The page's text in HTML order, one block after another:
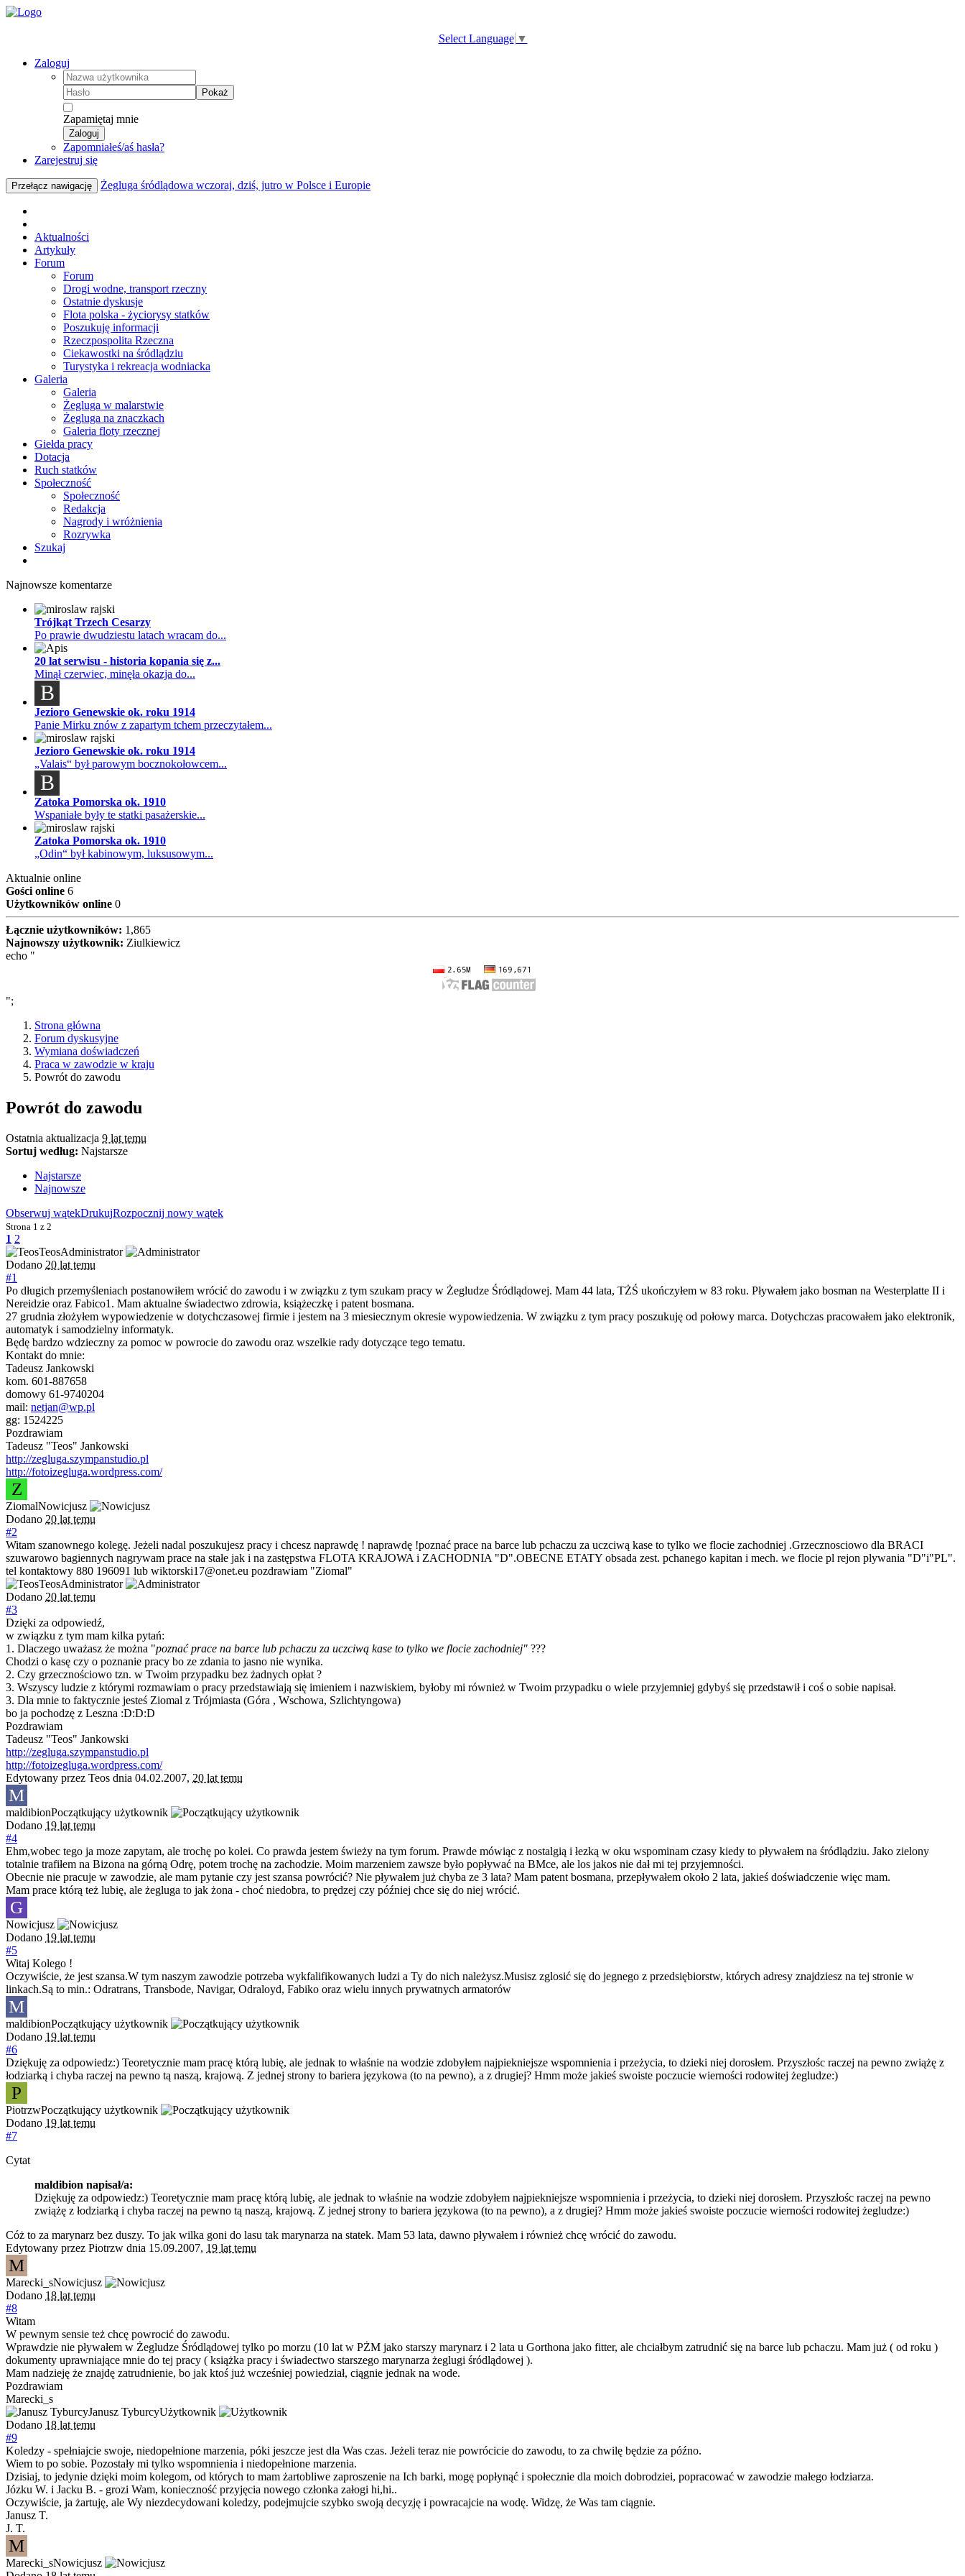
Select Language ▼
Zaloguj
Pokaż
Zapamiętaj mnie
Zaloguj
Zapomniałeś/aś hasła?
Zarejestruj się
Przełącz nawigację Żegluga śródlądowa wczoraj, dziś, jutro w Polsce i Europie
Aktualności
Artykuły
Forum
Forum
Drogi wodne, transport rzeczny
Ostatnie dyskusje
Flota polska - życiorysy statków
Poszukuję informacji
Rzeczpospolita Rzeczna
Ciekawostki na śródlądziu
Turystyka i rekreacja wodniacka
Galeria
Galeria
Żegluga w malarstwie
Żegluga na znaczkach
Galeria floty rzecznej
Giełda pracy
Dotacja
Ruch statków
Społeczność
Społeczność
Redakcja
Nagrody i wróżnienia
Rozrywka
Szukaj
Najnowsze komentarze
Trójkąt Trzech Cesarzy
Po prawie dwudziestu latach wracam do...
20 lat serwisu - historia kopania się z...
Minął czerwiec, minęła okazja do...
B
Jezioro Genewskie ok. roku 1914
Panie Mirku znów z zapartym tchem przeczytałem...
Jezioro Genewskie ok. roku 1914
„Valais“ był parowym bocznokołowcem...
B
Zatoka Pomorska ok. 1910
Wspaniałe były te statki pasażerskie...
Zatoka Pomorska ok. 1910
„Odin“ był kabinowym, luksusowym...
Aktualnie online
Gości online 6
Użytkowników online 0
Łącznie użytkowników: 1,865
Najnowszy użytkownik: Ziulkiewicz
echo "
";
Strona główna
Forum dyskusyjne
Wymiana doświadczeń
Praca w zawodzie w kraju
Powrót do zawodu
Powrót do zawodu
Ostatnia aktualizacja 9 lat temu
Sortuj według: Najstarsze
Najstarsze
Najnowsze
Obserwuj wątekDrukujRozpocznij nowy wątek
Strona 1 z 2
1 2
TeosAdministrator
Dodano 20 lat temu
#1
Po długich przemyśleniach postanowiłem wrócić do zawodu i w związku z tym szukam pracy w Żegludze Śródlądowej. Mam 44 lata, TŻŚ ukończyłem w 83 roku. Pływałem jako bosman na Westerplatte II i
Nereidzie oraz Fabico1. Mam aktualne świadectwo zdrowia, książeczkę i patent bosmana.
27 grudnia złożyłem wypowiedzenie w dotychczasowej firmie i jestem na 3 miesiecznym okresie wypowiedzenia. W związku z tym pracy poszukuję od połowy marca. Dotychczas pracowałem jako elektronik,
automatyk i samodzielny informatyk.
Będę bardzo wdzieczny za pomoc w powrocie do zawodu oraz wszelkie rady dotyczące tego tematu.
Kontakt do mnie:
Tadeusz Jankowski
kom. 601-887658
domowy 61-9740204
mail: netjan@wp.pl
gg: 1524225
Pozdrawiam
Tadeusz "Teos" Jankowski
http://zegluga.szympanstudio.pl
http://fotoizegluga.wordpress.com/
Z
ZiomalNowicjusz
Dodano 20 lat temu
#2
Witam szanownego kolegę. Jeżeli nadal poszukujesz pracy i chcesz naprawdę ! naprawdę !poznać prace na barce lub pchaczu za uczciwą kase to tylko we flocie zachodniej .Grzecznosciowo dla BRACI
szuwarowo bagiennych nagrywam prace na stałe jak i na zastępstwa FLOTA KRAJOWA i ZACHODNIA "D".OBECNE ETATY obsada zest. pchanego kapitan i mech. we flocie pl rejon plywania "D"i"PL".
tel kontaktowy 880 196091 lub wiktorski17@onet.eu pozdrawiam "Ziomal"
TeosAdministrator
Dodano 20 lat temu
#3
Dzięki za odpowiedź,
w związku z tym mam kilka pytań:
1. Dlaczego uważasz że można "poznać prace na barce lub pchaczu za uczciwą kase to tylko we flocie zachodniej" ???
Chodzi o kasę czy o poznanie pracy bo ze zdania to jasno nie wynika.
2. Czy grzecznościowo tzn. w Twoim przypadku bez żadnych opłat ?
3. Wszyscy ludzie z którymi rozmawiam o pracy przedstawiają się imieniem i nazwiskiem, byłoby mi również w Twoim przypadku o wiele przyjemniej gdybyś się przedstawił i coś o sobie napisał.
3. Dla mnie to faktycznie jesteś Ziomal z Trójmiasta (Góra , Wschowa, Szlichtyngowa)
bo ja pochodzę z Leszna :D:D:D
Pozdrawiam
Tadeusz "Teos" Jankowski
http://zegluga.szympanstudio.pl
http://fotoizegluga.wordpress.com/
Edytowany przez Teos dnia 04.02.2007, 20 lat temu
M
maldibionPoczątkujący użytkownik
Dodano 19 lat temu
#4
Ehm,wobec tego ja moze zapytam, ale trochę po kolei. Co prawda jestem świeży na tym forum. Prawde mówiąc z nostalgią i łezką w oku wspominam czasy kiedy to pływałem na śródlądziu. Jako zielony
totalnie trafiłem na Bizona na górną Odrę, potem trochę na zachodzie. Moim marzeniem zawsze było popływać na BMce, ale los jakos nie dał mi tej przyjemności.
Obecnie nie pracuje w zawodzie, ale mam pytanie czy jest szansa powrócić? Nie pływałem już chyba ze 3 lata? Mam patent bosmana, przepływałem około 2 lata, jakieś doświadczenie więc mam.
Mam prace którą też lubię, ale żegluga to jak żona - choć niedobra, to prędzej czy później chce się do niej wrócić.
G
Nowicjusz
Dodano 19 lat temu
#5
Witaj Kolego !
Oczywiście, że jest szansa.W tym naszym zawodzie potrzeba wykfalifikowanych ludzi a Ty do nich należysz.Musisz zglosić się do jegnego z przedsiębiorstw, których adresy znajdziesz na tej stronie w
linkach.Są to min.: Odratrans, Transbode, Navigar, Odraloyd, Fabiko oraz wielu innych prywatnych armatorów
M
maldibionPoczątkujący użytkownik
Dodano 19 lat temu
#6
Dziękuję za odpowiedz:) Teoretycznie mam pracę którą lubię, ale jednak to właśnie na wodzie zdobyłem najpiekniejsze wspomnienia i przeżycia, to dzieki niej dorosłem. Przyszłośc raczej na pewno zwiążę z
łodziarką i chyba raczej na pewno tą naszą, krajową. Z jednej strony to bariera językowa (to na pewno), a z drugiej? Hmm może jakieś swoiste poczucie wierności rodowitej żegludze:)
P
PiotrzwPoczątkujący użytkownik
Dodano 19 lat temu
#7
Cytat
maldibion napisał/a:
Dziękuję za odpowiedz:) Teoretycznie mam pracę którą lubię, ale jednak to właśnie na wodzie zdobyłem najpiekniejsze wspomnienia i przeżycia, to dzieki niej dorosłem. Przyszłośc raczej na pewno
zwiążę z łodziarką i chyba raczej na pewno tą naszą, krajową. Z jednej strony to bariera językowa (to na pewno), a z drugiej? Hmm może jakieś swoiste poczucie wierności rodowitej żegludze:)
Cóż to za marynarz bez duszy. To jak wilka goni do lasu tak marynarza na statek. Mam 53 lata, dawno pływałem i również chcę wrócić do zawodu.
Edytowany przez Piotrzw dnia 15.09.2007, 19 lat temu
M
Marecki_sNowicjusz
Dodano 18 lat temu
#8
Witam
W pewnym sensie też chcę powrocić do zawodu.
Wprawdzie nie pływałem w Żegludze Śródlądowej tylko po morzu (10 lat w PŻM jako starszy marynarz i 2 lata u Gorthona jako fitter, ale chciałbym zatrudnić się na barce lub pchaczu. Mam już ( od roku )
dokumenty uprawniające mnie do tej pracy ( książka pracy i świadectwo starszego marynarza żeglugi śródlądowej ).
Mam nadzieję że znajdę zatrudnienie, bo jak ktoś już wcześniej powiedział, ciągnie jednak na wode.
Pozdrawiam
Marecki_s
Janusz TyburcyUżytkownik
Dodano 18 lat temu
#9
Koledzy - spełniajcie swoje, niedopełnione marzenia, póki jeszcze jest dla Was czas. Jeżeli teraz nie powrócicie do zawodu, to za chwilę będzie za późno.
Wiem to po sobie. Pozostały mi tylko wspomnienia i niedopełnione marzenia.
Dzisiaj, to jedynie dzięki moim kolegom, od których to mam żartobliwe zaproszenie na Ich barki, mogę popłynąć i społecznie dla moich dobrodziei, popracować w zawodzie małego łodziarza.
Józku W. i Jacku B. - grozi Wam, konieczność przyjęcia nowego członka załogi hi,hi..
Oczywiście, ja żartuję, ale Wy niezdecydowani koledzy, podejmujcie szybko swoją decyzję i powracajcie na wodę. Widzę, że Was tam ciągnie.
Janusz T.
J. T.
M
Marecki_sNowicjusz